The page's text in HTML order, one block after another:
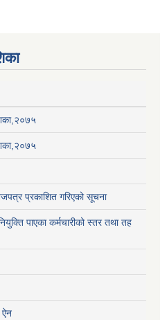
प्रकाशित गरिएको सूचना
पाएका कर्मचारीको स्तर तथा तह
ऐन